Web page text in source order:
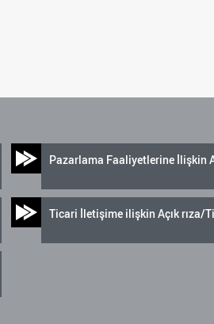
Pazarlama Faaliyetlerine İlişkin
Ticari İletişime ilişkin Açık rıza/